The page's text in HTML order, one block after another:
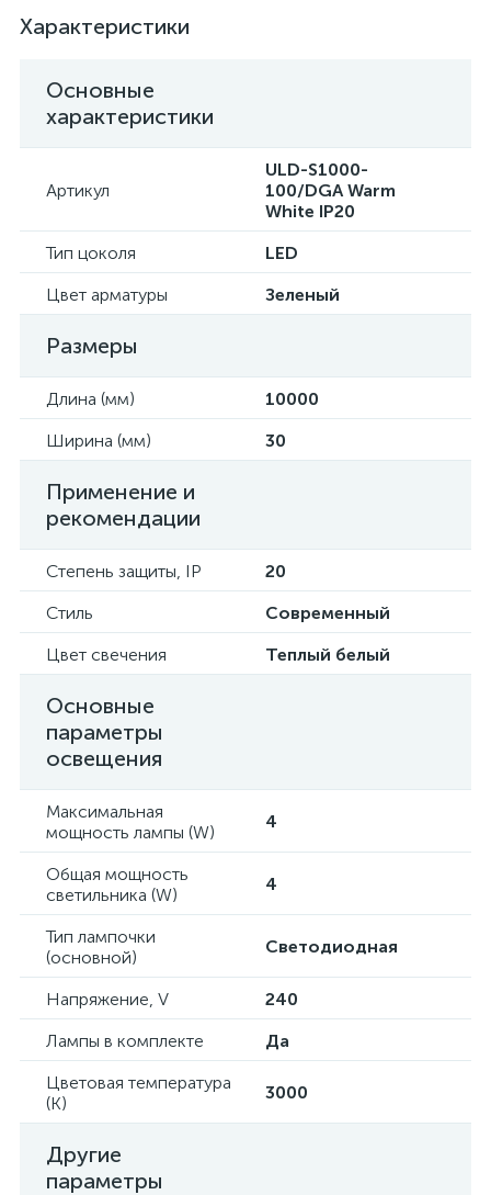
Характеристики
Основные
характеристики
Артикул
ULD-S1000-
100/DGA Warm
White IP20
Тип цоколя
LED
Цвет арматуры
Зеленый
Размеры
Длина (мм)
10000
Ширина (мм)
30
Применение и
рекомендации
Степень защиты, IP
20
Стиль
Современный
Цвет свечения
Теплый белый
Основные
параметры
освещения
Максимальная
мощность лампы (W)
4
Общая мощность
светильника (W)
4
Тип лампочки
(основной)
Светодиодная
Напряжение, V
240
Лампы в комплекте
Да
Цветовая температура
(К)
3000
Другие
параметры